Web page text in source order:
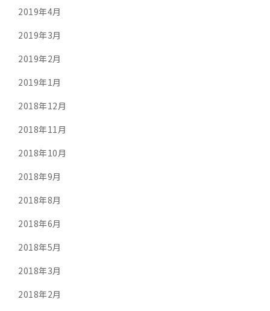
2019年4月
2019年3月
2019年2月
2019年1月
2018年12月
2018年11月
2018年10月
2018年9月
2018年8月
2018年6月
2018年5月
2018年3月
2018年2月